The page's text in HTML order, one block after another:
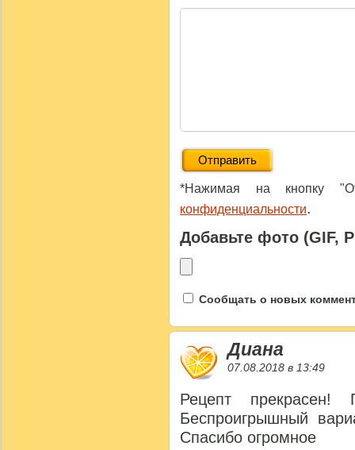
*Нажимая на кнопку
конфиденциальности.
Добавьте фото (GIF,
Сообщать о новых
Диана
07.08.2018 в 13:49
Рецепт прекрасен!
Беспроигрышный
Спасибо огромное